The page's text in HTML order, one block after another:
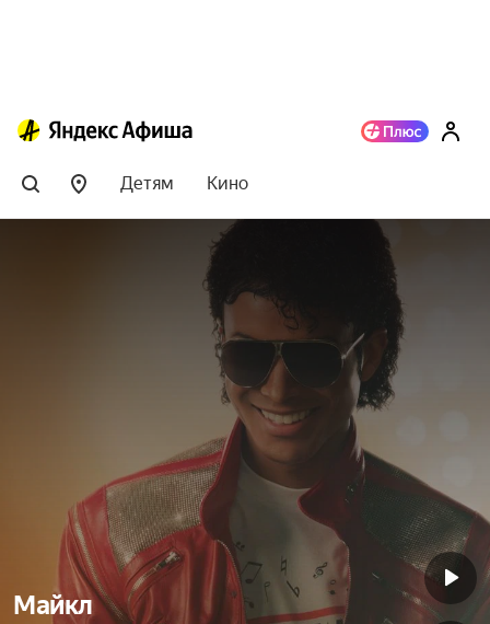
Детям Кино
Майкл